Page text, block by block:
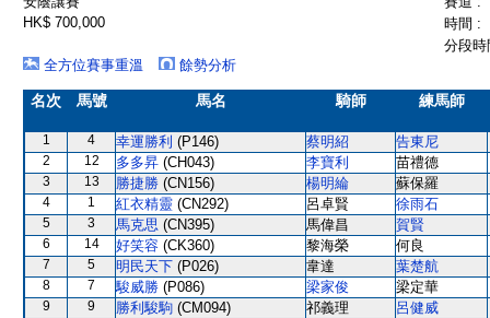
HK$ 700,000
時間 :
分段
全方位賽事重溫
餘勢分析
名次 馬號 馬名 騎師 練馬師
1 4 幸運勝利 (P146) 蔡明紹 告東尼
2 12 多多昇 (CH043) 李寶利 苗禮德
3 13 勝捷勝 (CN156) 楊明綸 蘇保羅
4 1 紅衣精靈 (CN292) 呂卓賢 徐雨石
5 3 馬克思 (CN395) 馬偉昌 賀賢
6 14 好笑容 (CK360) 黎海榮 何良
7 5 明民天下 (P026) 韋達 葉楚航
8 7 駿威勝 (P086) 梁家俊 梁定華
9 9 勝利駿駒 (CM094) 祁義理 呂健威